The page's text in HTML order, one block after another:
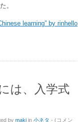
。
learning” by rinhello
は、入学式
by maki in 小ネタ - (アコメン